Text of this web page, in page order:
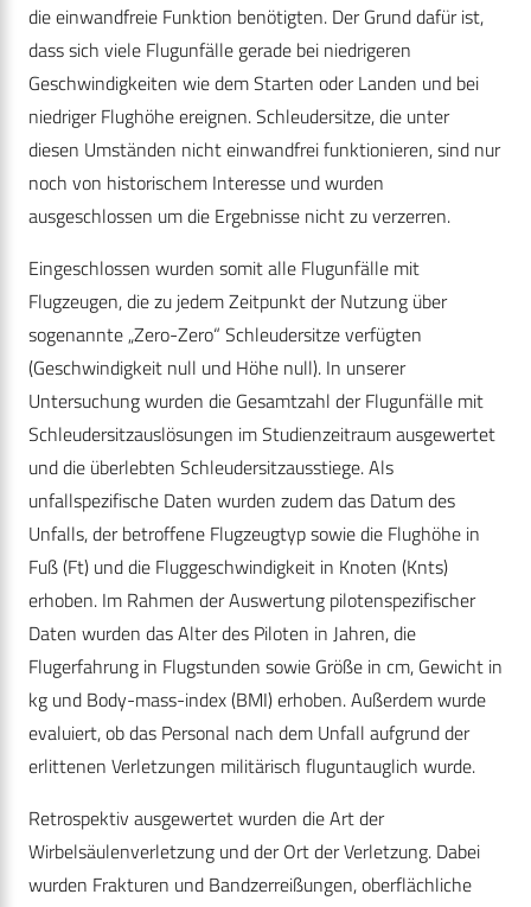
die einwandfreie Funktion benötigten. Der Grund dafür ist,
dass sich viele Flugunfälle gerade bei niedrigeren
Geschwindigkeiten wie dem Starten oder Landen und bei
niedriger Flughöhe ereignen. Schleudersitze, die unter
diesen Umständen nicht einwandfrei funktionieren, sind nur
noch von historischem Interesse und wurden
ausgeschlossen um die Ergebnisse nicht zu verzerren.
Eingeschlossen wurden somit alle Flugunfälle mit
Flugzeugen, die zu jedem Zeitpunkt der Nutzung über
sogenannte „Zero-Zero“ Schleudersitze verfügten
(Geschwindigkeit null und Höhe null). In unserer
Untersuchung wurden die Gesamtzahl der Flugunfälle mit
Schleudersitzauslösungen im Studienzeitraum ausgewertet
und die überlebten Schleudersitzausstiege. Als
unfallspezifische Daten wurden zudem das Datum des
Unfalls, der betroffene Flugzeugtyp sowie die Flughöhe in
Fuß (Ft) und die Fluggeschwindigkeit in Knoten (Knts)
erhoben. Im Rahmen der Auswertung pilotenspezifischer
Daten wurden das Alter des Piloten in Jahren, die
Flugerfahrung in Flugstunden sowie Größe in cm, Gewicht in
kg und Body-mass-index (BMI) erhoben. Außerdem wurde
evaluiert, ob das Personal nach dem Unfall aufgrund der
erlittenen Verletzungen militärisch fluguntauglich wurde.
Retrospektiv ausgewertet wurden die Art der
Wirbelsäulenverletzung und der Ort der Verletzung. Dabei
wurden Frakturen und Bandzerreißungen, oberflächliche